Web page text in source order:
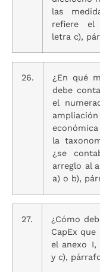
las
refiere el
letra c),
26.
¿En qué
debe
el
la
¿se
arreglo al
a) o b),
27.
¿Cómo
CapEx
el anexo I,
y c),